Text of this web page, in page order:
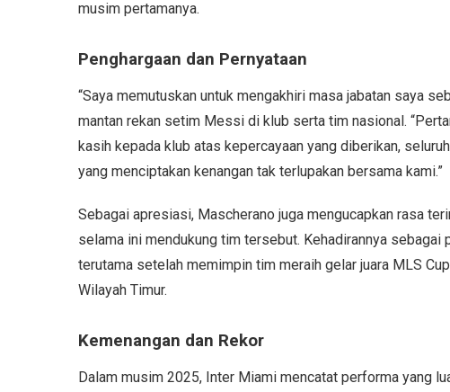
musim pertamanya.
Penghargaan dan Pernyataan
“Saya memutuskan untuk mengakhiri masa jabatan saya
mantan rekan setim Messi di klub serta tim nasional.
kasih kepada klub atas kepercayaan yang diberikan,
yang menciptakan kenangan tak terlupakan bersama kami.”
Sebagai apresiasi, Mascherano juga mengucapkan rasa
selama ini mendukung tim tersebut. Kehadirannya
terutama setelah memimpin tim meraih gelar juara MLS
Wilayah Timur.
Kemenangan dan Rekor
Dalam musim 2025, Inter Miami mencatat performa yang